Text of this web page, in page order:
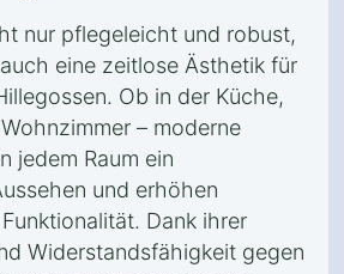
nur pflegeleicht und robust,
eine zeitlose Ästhetik für
Ob in der Küche,
– moderne
jedem Raum ein
und erhöhen
Dank ihrer
Widerstandsfähigkeit gegen